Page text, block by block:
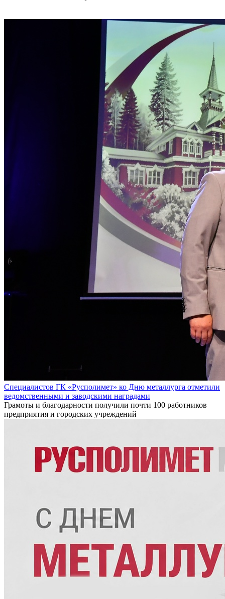
Специалистов ГК «Русполимет» ко Дню металлурга отметили
ведомственными и заводскими наградами
Грамоты и благодарности получили почти 100 работников
предприятия и городских учреждений